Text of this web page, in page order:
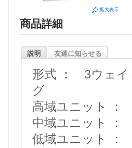
拡大表示
商品詳細
説明 友達に知らせる
形式 ： 3ウェイ
グ
高域ユニット ：
中域ユニット ：
低域ユニット ：